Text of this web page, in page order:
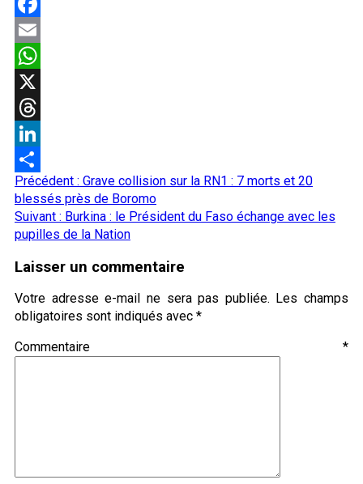
Facebook
Email
WhatsApp
X
Threads
LinkedIn
Partager
Navigation
d’article
Précédent : Grave collision sur la RN1 : 7 morts et 20
blessés près de Boromo
Suivant : Burkina : le Président du Faso échange avec les
pupilles de la Nation
Laisser un commentaire
Votre adresse e-mail ne sera pas publiée. Les champs
obligatoires sont indiqués avec *
Commentaire *